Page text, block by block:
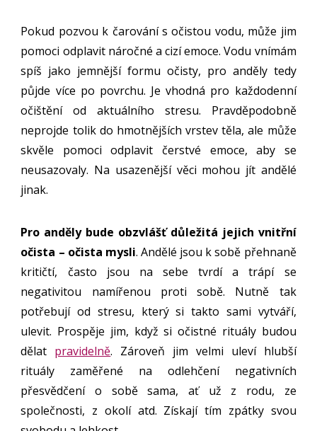
Pokud pozvou k čarování s očistou vodu, může jim
pomoci odplavit náročné a cizí emoce. Vodu vnímám
spíš jako jemnější formu očisty, pro anděly tedy
půjde více po povrchu. Je vhodná pro každodenní
očištění od aktuálního stresu. Pravděpodobně
neprojde tolik do hmotnějších vrstev těla, ale může
skvěle pomoci odplavit čerstvé emoce, aby se
neusazovaly. Na usazenější věci mohou jít andělé
jinak.
Pro anděly bude obzvlášť důležitá jejich vnitřní
očista – očista mysli. Andělé jsou k sobě přehnaně
kritičtí, často jsou na sebe tvrdí a trápí se
negativitou namířenou proti sobě. Nutně tak
potřebují od stresu, který si takto sami vytváří,
ulevit. Prospěje jim, když si očistné rituály budou
dělat pravidelně. Zároveň jim velmi uleví hlubší
rituály zaměřené na odlehčení negativních
přesvědčení o sobě sama, ať už z rodu, ze
společnosti, z okolí atd. Získají tím zpátky svou